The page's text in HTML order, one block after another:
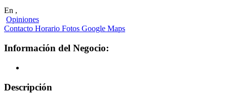
En ,
Opiniones
Contacto Horario Fotos Google Maps
Información del Negocio:
Descripción